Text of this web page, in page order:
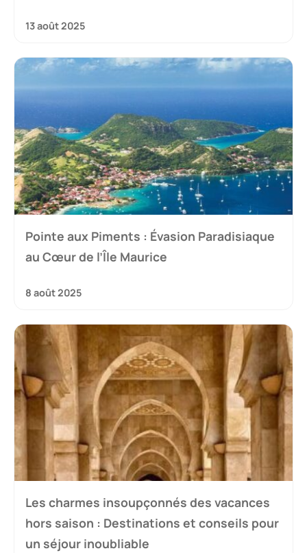
13 août 2025
Pointe aux Piments : Évasion Paradisiaque
au Cœur de l’Île Maurice
8 août 2025
Les charmes insoupçonnés des vacances
hors saison : Destinations et conseils pour
un séjour inoubliable